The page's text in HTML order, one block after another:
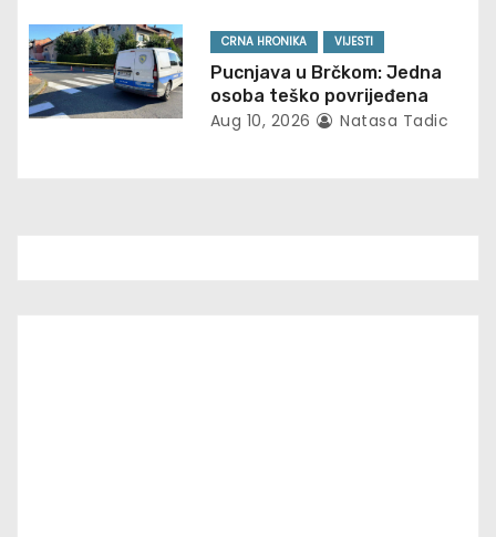
CRNA HRONIKA VIJESTI
Pucnjava u Brčkom: Jedna
osoba teško povrijeđena
Aug 10, 2026 Natasa Tadic